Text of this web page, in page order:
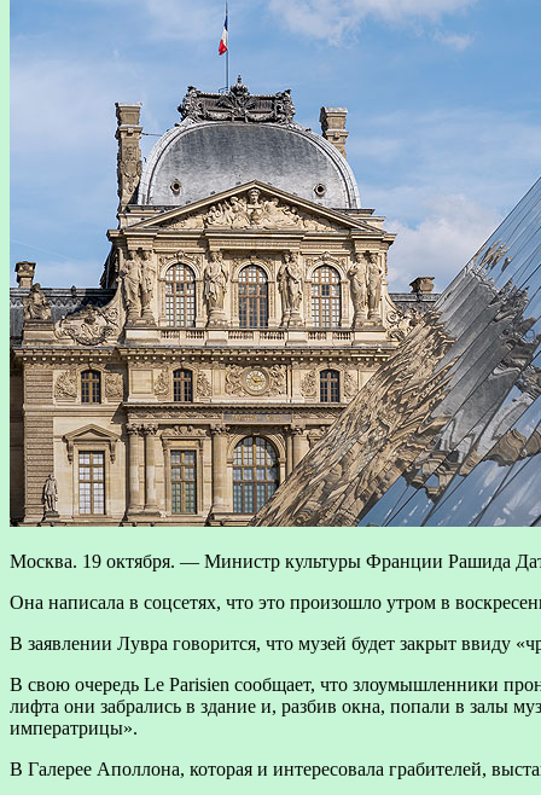
Москва. 19 октября. — Министр культуры Франции Рашида
Она написала в соцсетях, что это произошло утром в
В заявлении Лувра говорится, что музей будет закрыт ввиду
В свою очередь Le Parisien сообщает, что злоумышленники
лифта они забрались в здание и, разбив окна, попали в залы
императрицы».
В Галерее Аполлона, которая и интересовала грабителей,